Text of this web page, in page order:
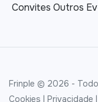
Convites Outros
Frinple © 2026 -
Cookies | Privacidade |